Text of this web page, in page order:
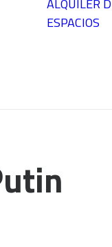
ESPACIOS